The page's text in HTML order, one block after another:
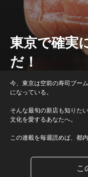
東京で確実
だ！
今、東京は空前の寿司ブー
になっている。
そんな最旬の新店も知りた
文化を愛するあなたへ。
この連載を毎週読めば、都
こ